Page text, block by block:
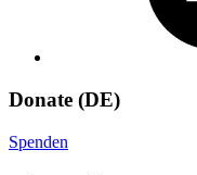
Donate (DE)
Spenden